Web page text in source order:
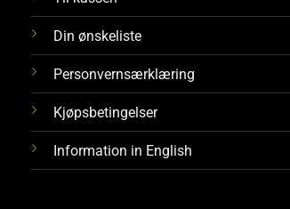
Din ønskeliste
Personvernsærklæring
Kjøpsbetingelser
Information in English